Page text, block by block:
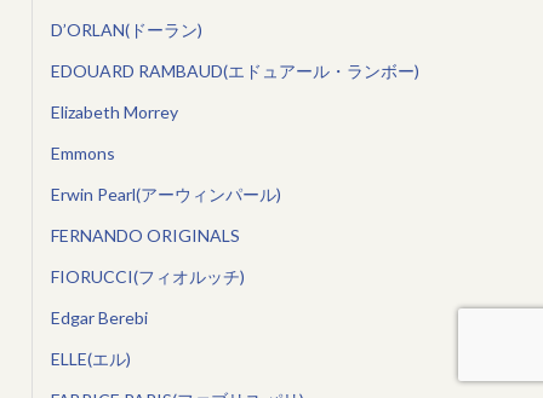
D’ORLAN(ドーラン)
EDOUARD RAMBAUD(エドュアール・ランボー)
Elizabeth Morrey
Emmons
Erwin Pearl(アーウィンパール)
FERNANDO ORIGINALS
FIORUCCI(フィオルッチ)
Edgar Berebi
ELLE(エル)